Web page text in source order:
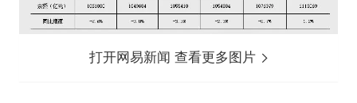
打开网易新闻 查看更多图片